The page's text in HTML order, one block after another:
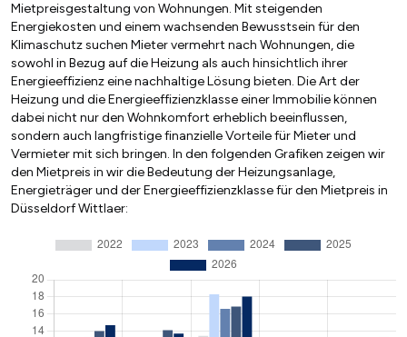
Mietpreisgestaltung von Wohnungen. Mit steigenden
Energiekosten und einem wachsenden Bewusstsein für den
Klimaschutz suchen Mieter vermehrt nach Wohnungen, die
sowohl in Bezug auf die Heizung als auch hinsichtlich ihrer
Energieeffizienz eine nachhaltige Lösung bieten. Die Art der
Heizung und die Energieeffizienzklasse einer Immobilie können
dabei nicht nur den Wohnkomfort erheblich beeinflussen,
sondern auch langfristige finanzielle Vorteile für Mieter und
Vermieter mit sich bringen. In den folgenden Grafiken zeigen wir
den Mietpreis in wir die Bedeutung der Heizungsanlage,
Energieträger und der Energieeffizienzklasse für den Mietpreis in
Düsseldorf Wittlaer: